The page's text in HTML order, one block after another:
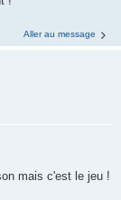
Aller au message
mais c'est le jeu !